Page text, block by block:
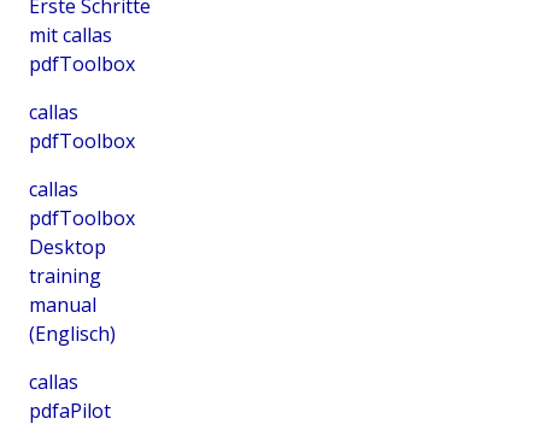
Erste Schritte
mit callas
pdfToolbox
callas
pdfToolbox
callas
pdfToolbox
Desktop
training
manual
(Englisch)
callas
pdfaPilot